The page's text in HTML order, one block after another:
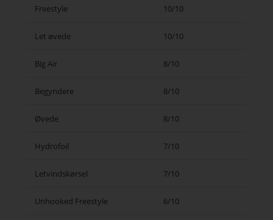
Freestyle 10/10
Let øvede 10/10
Big Air 8/10
Begyndere 8/10
Øvede 8/10
Hydrofoil 7/10
Letvindskørsel 7/10
Unhooked Freestyle 6/10